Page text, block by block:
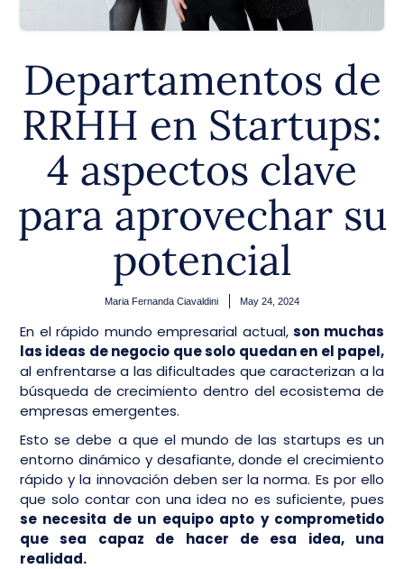
Departamentos de
RRHH en Startups:
4 aspectos clave
para aprovechar su
potencial
Maria Fernanda Ciavaldini May 24, 2024
En el rápido mundo empresarial actual,son muchas
las ideas de negocio que solo quedan en el papel,
al enfrentarse a las dificultades que caracterizan a la
búsqueda de crecimiento dentro del ecosistema de
empresas emergentes.
Esto se debe a que el mundo de las startups es un
entorno dinámico y desafiante, donde el crecimiento
rápido y la innovación deben ser la norma. Es por ello
que solo contar con una idea no es suficiente, pues
se necesita de un equipo apto y comprometido
que sea capaz de hacer de esa idea, una
realidad.